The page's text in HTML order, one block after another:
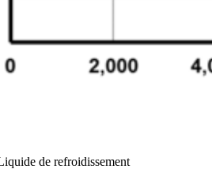
de refroidissement